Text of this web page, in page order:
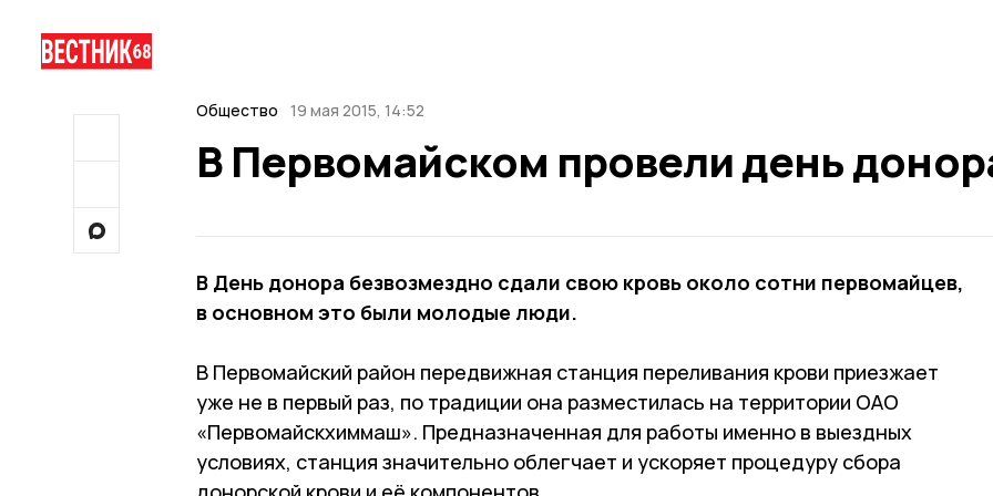
Общество 19 мая 2015, 14:52
В Первомайском провели день
В День донора безвозмездно сдали свою кровь около сотни первомайцев,
в основном это были молодые люди.
В Первомайский район передвижная станция переливания крови приезжает
уже не в первый раз, по традиции она разместилась на территории ОАО
«Первомайскхиммаш». Предназначенная для работы именно в выездных
условиях, станция значительно облегчает и ускоряет процедуру сбора